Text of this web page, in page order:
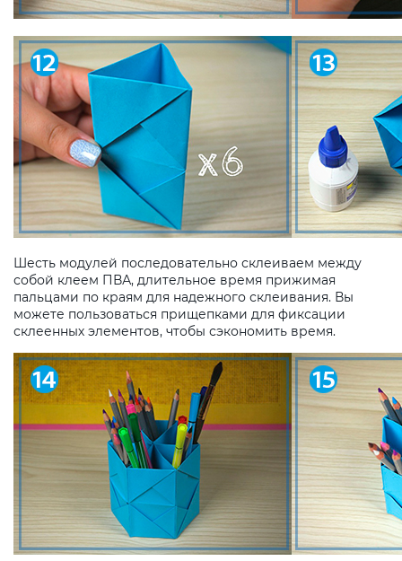
Шесть модулей последовательно склеиваем между
собой клеем ПВА, длительное время прижимая
пальцами по краям для надежного склеивания. Вы
можете пользоваться прищепками для фиксации
склеенных элементов, чтобы сэкономить время.